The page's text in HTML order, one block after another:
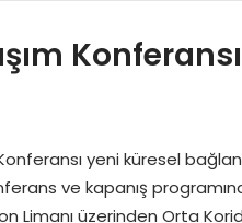
yeni küresel
ve kapanış
Limanı üzerinden Orta